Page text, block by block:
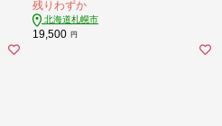
残りわずか
北海道札幌市
19,500 円